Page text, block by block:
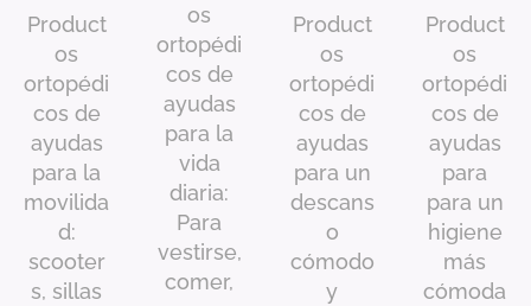
Product
os
ortopédi
cos de
ayudas
para la
movilida
d:
scooter
s, sillas
os
ortopédi
cos de
ayudas
para la
vida
diaria:
Para
vestirse,
comer,
Product
os
ortopédi
cos de
ayudas
para un
descans
o
cómodo
y
Product
os
ortopédi
cos de
ayudas
para
para un
higiene
más
cómoda